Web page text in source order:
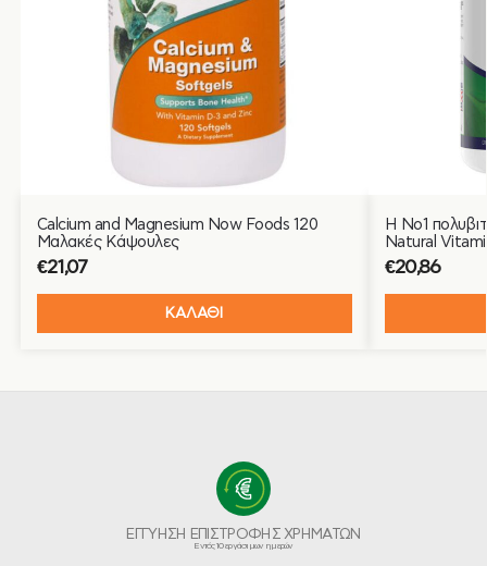
Calcium and Magnesium Now Foods 120
Μαλακές Κάψουλες
€21,07
ΚΑΛΑΘΙ
Η Νο1
Natural
€20,86
ΕΓΓΥΗΣΗ ΕΠΙΣΤΡΟΦΗΣ ΧΡΗΜΑΤΩΝ
Εντός 10 εργάσιμων ημερών